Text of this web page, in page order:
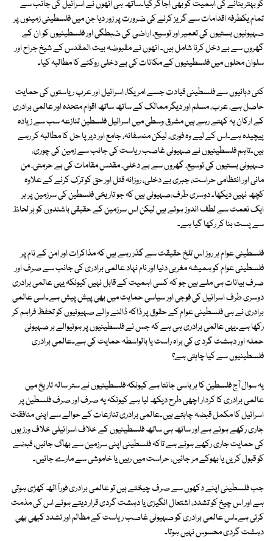
کو بہتر بنانے کی اہمیت کو بھی اجاگر کیا۔ساتھ ہی انھوں نے اسرائیل کی جانب سے
تمام یکطرفہ اقدامات سے گریز کرنے کی ضرورت پر زور دیا جن میں فلسطینی زمینوں پر
صہیونیوں بستیوں کی تعمیر اور توسیع، اراضی کی ضبطگی اور فلسطینیوں کو ان کے
گھروں سے بے دخل کرنا شامل ہیں۔ انھوں نے مقبوضہ بیت المقدس کے شیخ جراح اور
سلوان محلوں میں فلسطینیوں کے مکانات کی بے دخلی روکنے کا مطالبہ کیا۔
کئی دہائیوں سے فلسطینی قیادت جسے امریکا، اسرائیل اور عرب ریاستوں کی حمایت
حاصل ہے، عرب، مسلم اور دیگر ممالک کے ساتھ ساتھ اقوام متحدہ اور عالمی برادری
کے ارکان یہ کہتے رہے ہیں مشرق وسطی میں اسرائیل فلسطین تنازعہ سب سے زیادہ
پیچیدہ ہے۔اس کے لیے وہ فوری، لیکن منصفانہ، جامع اور دیرپا حل کا مطالبہ کر رہے
ہیں۔تاہم فلسطینیوں نے صہیونی غاصب ریاست کی جانب سے زمین کی چوری،
صہیونی بستیوں کی توسیع، گھروں سے بے دخلی، مقدس مقامات کی بے حرمتی، من
مانی اور انتظامی حراست، جبری بے دخلی، روزانہ قتل اور حق کو ترک کرنے کے علاوہ
کچھ نہیں دیکھا۔ دوسری طرف،صہیونی ہیں کہ جو تاریخی فلسطین کی سرزمین پر ہر
ایک نعمت سے لطف اندوز ہوتے ہیں لیکن اس سرزمین کے حقیقی باشندوں کو ہر لحاظ
سے پست بنا کر رکھا گیا ہے۔
فلسطینی عوام ہر روز اس تلخ حقیقت سے گذر رہے ہیں کہ مذاکرات اور امن کے نام پر
فلسطینی عوام کو ہمیشہ مغربی دنیا اور نام نہاد عالمی برادری کی جانب سے صرف اور
صرف بیانات ہی ملے ہیں جو کہ کسی اہمیت کے قابل نہیں کیونکہ یہی عالمی برادری
دوسری طرف اسرائیل کی فوجی اور سیاسی حمایت میں بھی پیش پیش ہے۔اسی عالمی
برادری نے ہی فلسطینی عوام کے حقوق پر ڈاکہ ڈالنے والے صہیونیوں کو تحفظ فراہم کر
رکھا ہے۔یہی عالمی برادری ہی ہے کہ جس نے فلسطینیوں پر ہونیوالے ہر صہیونی
حملہ اور دہشت گرد ی کی براہ راست یا بالواسطہ حمایت کی ہے۔عالمی برادری
فلسطینیوں سے کیا چاہتی ہے؟
یہ سوال آج فلسطین کا ہر باسی جانتا ہے کیونکہ فلسطینیوں نے ستر سالہ تاریخ میں
عالمی برادری کا کردار اچھی طرح دیکھ لیا ہے کیونکہ یہ صرف اور صرف فلسطین پر
اسرائیل کا مکمل قبضہ چاہتے ہیں۔عالمی برادری تنازعات کے حوالے سے اپنی منافقت
جاری رکھے ہوئے ہے اور ساتھ ہی ساتھ فلسطینیوں کے خلاف اسرائیلی خلاف ورزیوں
کی حمایت جاری رکھے ہوئے ہے تاکہ فلسطینی اپنی سرزمین سے بھاگ جائیں، قبضے
کو قبول کریں یا بھوکے مر جائیں، حراست میں رہیں یا خاموشی سے مارے جائیں۔
جب فلسطینی اپنے دکھوں سے صرف چیختے ہیں تو عالمی برادری فوراً اٹھ کھڑی ہوتی
ہے اور اس چیخ کو تشدد، اشتعال انگیزی یا دہشت گردی قرار دیتے ہوئے اس کی مذمت
کرتی ہے۔اس عالمی برادری کو صہیونی غاصب ریاست کے مظالم اور تشدد کبھی بھی
دہشت گردی محسوس نہیں ہوتا۔